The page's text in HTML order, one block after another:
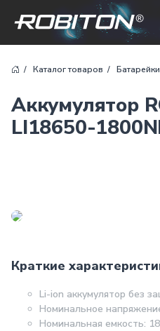
Каталог товаров
Аккумулятор
LI18650-
Краткие
Li-ion аккумулятор без
Номинальное
Номинальная емкость: